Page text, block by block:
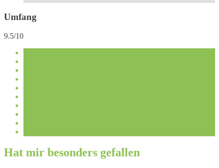
Umfang
9.5/10
Hat mir besonders gefallen